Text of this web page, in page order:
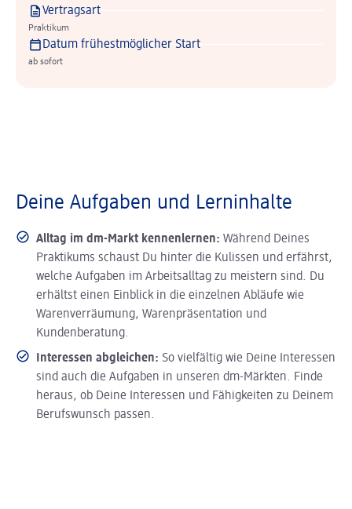
Vertragsart
Praktikum
Datum frühestmöglicher Start
ab sofort
Deine Aufgaben und Lerninhalte
Alltag im dm-Markt kennenlernen: Während Deines
Praktikums schaust Du hinter die Kulissen und erfährst,
welche Aufgaben im Arbeitsalltag zu meistern sind. Du
erhältst einen Einblick in die einzelnen Abläufe wie
Warenverräumung, Warenpräsentation und
Kundenberatung.
Interessen abgleichen: So vielfältig wie Deine Interessen
sind auch die Aufgaben in unseren dm-Märkten. Finde
heraus, ob Deine Interessen und Fähigkeiten zu Deinem
Berufswunsch passen.